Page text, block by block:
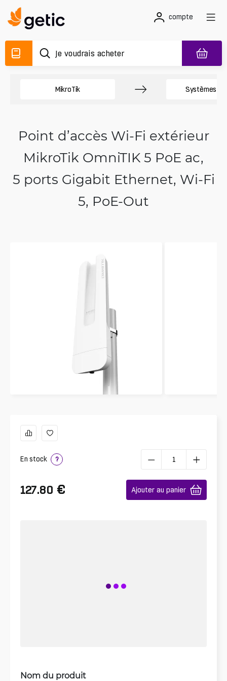
compte
MikroTik Systèmes
Point d’accès Wi‑Fi extérieur
MikroTik OmniTIK 5 PoE ac,
5 ports Gigabit Ethernet, Wi‑Fi
5, PoE-Out
En stock ?
127.80 € Ajouter au panier
Nom du produit